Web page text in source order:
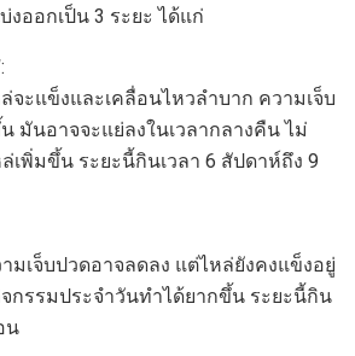
ออกเป็น 3 ระยะ ได้แก่
:
ะแข็งและเคลื่อนไหวลำบาก ความเจ็บ
มันอาจจะแย่ลงในเวลากลางคืน ไม่
เพิ่มขึ้น ระยะนี้กินเวลา 6 สัปดาห์ถึง 9
เจ็บปวดอาจลดลง แต่ไหล่ยังคงแข็งอยู่
กรรมประจำวันทำได้ยากขึ้น ระยะนี้กิน
น